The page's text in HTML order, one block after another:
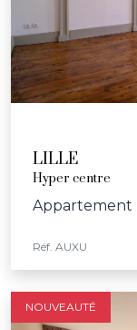
LILLE
Hyper centre
Appartement
Réf. AUXU
NOUVEAUTÉ